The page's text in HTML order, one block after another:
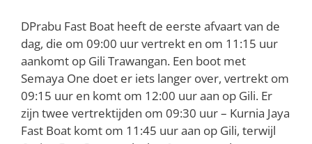
DPrabu Fast Boat heeft de eerste afvaart van de
dag, die om 09:00 uur vertrekt en om 11:15 uur
aankomt op Gili Trawangan. Een boot met
Semaya One doet er iets langer over, vertrekt om
09:15 uur en komt om 12:00 uur aan op Gili. Er
zijn twee vertrektijden om 09:30 uur – Kurnia Jaya
Fast Boat komt om 11:45 uur aan op Gili, terwijl